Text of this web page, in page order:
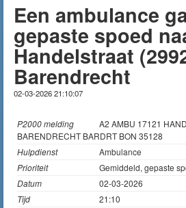
Een ambulance
gepaste spoed
Handelstraat
Barendrecht
02-03-2026 21:10:07
P2000 melding
A2 AMBU 17121
BARENDRECHT BARDRT BON 35128
Hulpdienst
Ambulance
Prioriteit
Gemiddeld, gepaste
Datum
02-03-2026
Tijd
21:10